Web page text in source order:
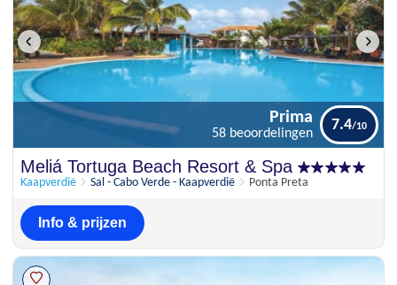
Prima
58 beoordelingen
7.4
Meliá Tortuga Beach Resort & Spa
Kaapverdië Sal - Cabo Verde - Kaapverdië Ponta Preta
Prima
58 beoordelingen
7.4
Info & prijzen